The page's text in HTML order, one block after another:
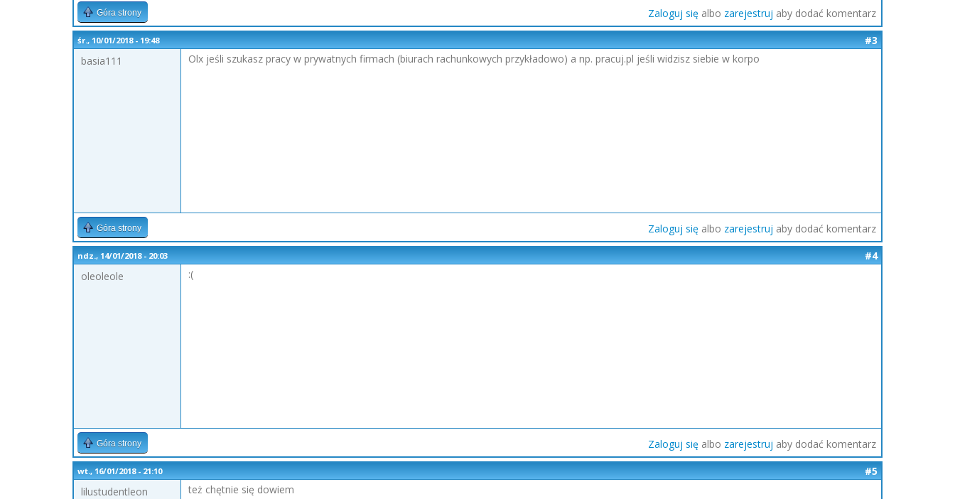
Góra strony Zaloguj się albo zarejestruj aby dodać komentarz
śr., 10/01/2018 - 19:48
#3
basia111
Olx jeśli szukasz pracy w prywatnych firmach (biurach rachunkowych przykładowo) a np. pracuj.pl jeśli widzisz siebie w korpo
Góra strony Zaloguj się albo zarejestruj aby dodać komentarz
ndz., 14/01/2018 - 20:03
#4
oleoleole
:(
Góra strony Zaloguj się albo zarejestruj aby dodać komentarz
wt., 16/01/2018 - 21:10
#5
lilustudentleon
też chętnie się dowiem